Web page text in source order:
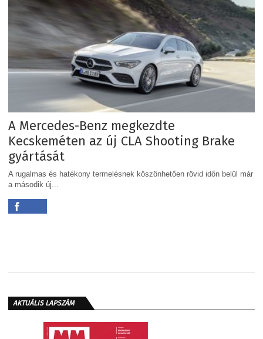
A Mercedes-Benz megkezdte
Kecskeméten az új CLA Shooting Brake
gyártását
A rugalmas és hatékony termelésnek köszönhetően rövid időn belül már
a második új...
AKTUÁLIS LAPSZÁM